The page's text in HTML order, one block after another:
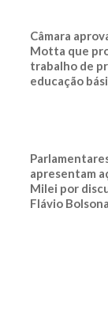
Câmara
Motta que
trabalho de
educação
apresentam
Milei por
Flávio